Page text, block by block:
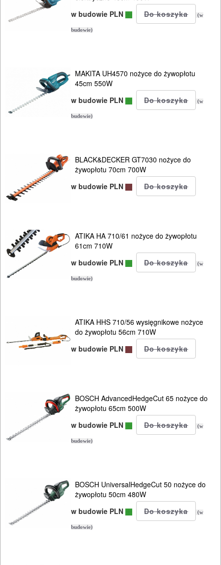
MAGAZYNOWANIE
POMIAROWE
NARZĘDZIA
BUDOWLANE
GLAZURNICZE
AKCESORIA
MASZYNKI
BUDOWLANE
MASZYNY
NARZĘDZIA
BRUKARSKIE
OBRÓBKA
METALU
RĘCZNE
NARZĘDZIA
I
HYDRAULICZNE
NARZĘDZIA
INSTALACYJNE,
PALNIKI
w budowie PLN
(w
budowie)
MAKITA UH4570 nożyce do żywopłotu
45cm 550W
w budowie PLN
(w
budowie)
BLACK&DECKER GT7030 nożyce do
żywopłotu 70cm 700W
w budowie PLN
ATIKA HA 710/61 nożyce do żywopłotu
61cm 710W
w budowie PLN
(w
budowie)
ATIKA HHS 710/56 wysięgnikowe nożyce
do żywopłotu 56cm 710W
w budowie PLN
BOSCH AdvancedHedgeCut 65 nożyce do
żywopłotu 65cm 500W
w budowie PLN
(w
budowie)
BOSCH UniversalHedgeCut 50 nożyce do
żywopłotu 50cm 480W
w budowie PLN
(w
budowie)